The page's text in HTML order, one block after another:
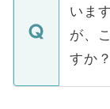
に、医
みを人
ていま
の辞退
で、ご
などで
ご本人
支援を
ている
いま
が、
すか？